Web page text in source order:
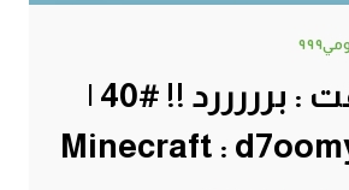
ماين كرافت : برررررد !! #40 |